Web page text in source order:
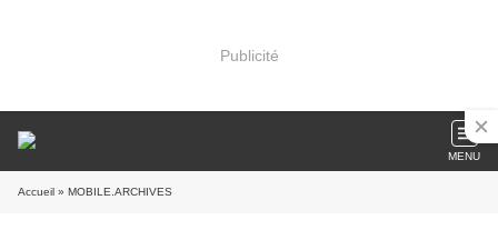
Publicité
MENU
Accueil » MOBILE.ARCHIVES